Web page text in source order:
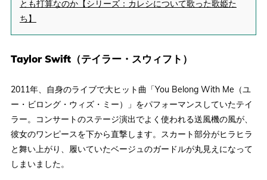
とも打算なのか【シリーズ：カレシについて歌った歌姫た
ち】
Taylor Swift（テイラー・スウィフト）
2011年、自身のライブで大ヒット曲「You Belong With Me（ユ
ー・ビロング・ウィズ・ミー）」をパフォーマンスしていたテイ
ラー。コンサートのステージ演出でよく使われる送風機の風が、
彼女のワンピースを下から直撃します。スカート部分がヒラヒラ
と舞い上がり、履いていたベージュのガードルが丸見えになって
しまいました。